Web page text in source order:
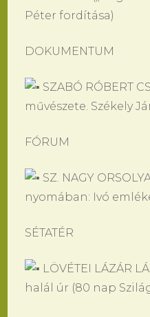
Péter fordítása)
DOKUMENTUM
SZABÓ RÓBERT
művészete. Székely
FÓRUM
SZ. NAGY
nyomában: Ivó
SÉTATÉR
LÖVÉTEI LÁZÁR
halál úr (80 nap